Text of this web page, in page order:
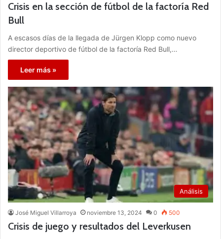
Crisis en la sección de fútbol de la factoría Red
Bull
A escasos días de la llegada de Jürgen Klopp como nuevo
director deportivo de fútbol de la factoría Red Bull,…
Leer más »
Análisis
José Miguel Villarroya noviembre 13, 2024 0 500
Crisis de juego y resultados del Leverkusen